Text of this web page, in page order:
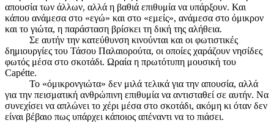
απουσία των άλλων, αλλά η βαθιά επιθυμία να υπάρξουν. Και
κάπου ανάμεσα στο «εγώ» και στο «εμείς», ανάμεσα στο όμικρον
και το γιώτα, η παράσταση βρίσκει τη δική της αλήθεια.
Σε αυτήν την κατεύθυνση κινούνται και οι φωτιστικές
δημιουργίες του Τάσου Παλαιορούτα, οι οποίες χαράζουν νησίδες
φωτός μέσα στο σκοτάδι. Ωραία η πρωτότυπη μουσική του
Capétte.
Το «όμικρονγιώτα» δεν μιλά τελικά για την απουσία, αλλά
για την πεισματική ανθρώπινη επιθυμία να αντισταθεί σε αυτήν. Να
συνεχίσει να απλώνει το χέρι μέσα στο σκοτάδι, ακόμη κι όταν δεν
είναι βέβαιο πως υπάρχει κάποιος απέναντι να το πιάσει.